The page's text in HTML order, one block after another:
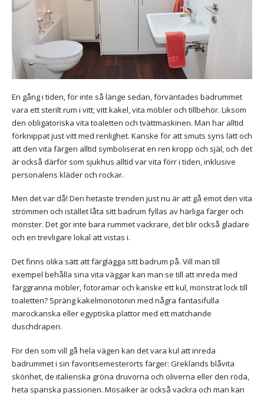
En gång i tiden, för inte så länge sedan, förväntades badrummet
vara ett sterilt rum i vitt; vitt kakel, vita möbler och tillbehör. Liksom
den obligatoriska vita toaletten och tvättmaskinen. Man har alltid
förknippat just vitt med renlighet. Kanske för att smuts syns lätt och
att den vita färgen alltid symboliserat en ren kropp och själ, och det
är också därför som sjukhus alltid var vita förr i tiden, inklusive
personalens kläder och rockar.
Men det var då! Den hetaste trenden just nu är att gå emot den vita
strömmen och istället låta sitt badrum fyllas av härliga färger och
mönster. Det gör inte bara rummet vackrare, det blir också gladare
och en trevligare lokal att vistas i.
Det finns olika sätt att färglägga sitt badrum på. Vill man till
exempel behålla sina vita väggar kan man se till att inreda med
färggranna möbler, fotoramar och kanske ett kul, mönstrat lock till
toaletten? Spräng kakelmonotonin med några fantasifulla
marockanska eller egyptiska plattor med ett matchande
duschdraperi.
För den som vill gå hela vägen kan det vara kul att inreda
badrummet i sin favoritsemesterorts färger: Greklands blåvita
skönhet, de italienska gröna druvorna och oliverna eller den röda,
heta spanska passionen. Mosaiker är också vackra och man kan